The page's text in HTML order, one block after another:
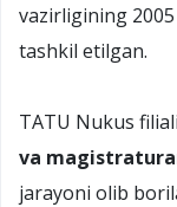
vazirligining
tashkil etilgan.
TATU Nukus
va
jarayoni olib